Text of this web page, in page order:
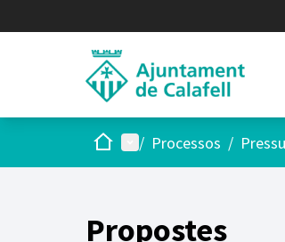
Inici Menú principal
/ Processos /
Propostes